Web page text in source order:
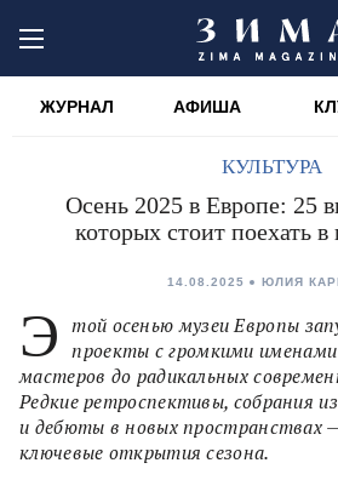
ЖУРНАЛ АФИША
КУЛЬТУРА
Осень 2025 в Европе: 25
которых стоит поехать
14.08.2025 ЮЛИЯ
Э
той осенью музеи Европы
проекты с громкими
мастеров до радикальных
Редкие ретроспективы, собрания
и дебюты в новых пространствах
ключевые открытия сезона.